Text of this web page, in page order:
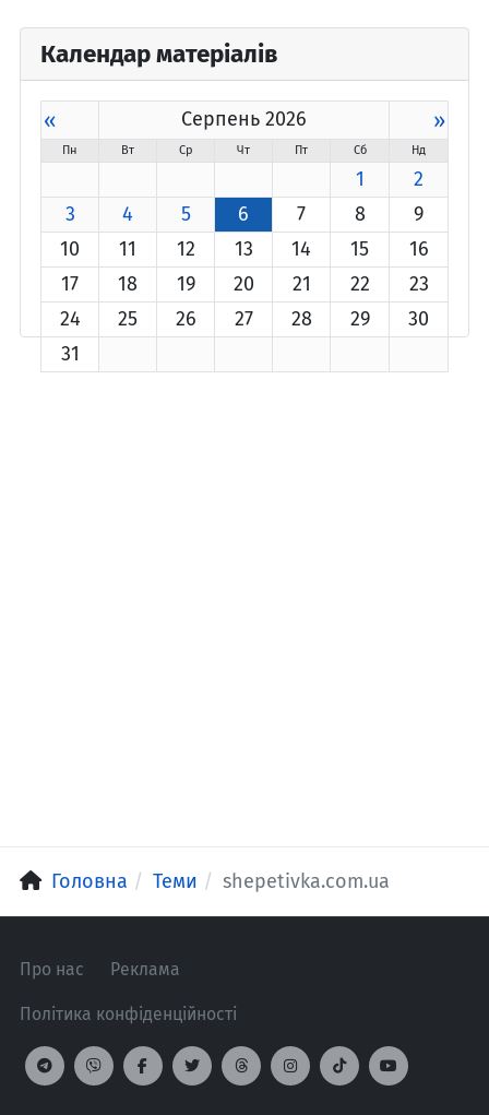
Календар матеріалів
« Серпень 2026 »
Пн Вт Ср Чт Пт Сб Нд
1
2
3
4 5 6 7 8
9
10
11 12 13 14 15
16
17
18 19 20 21 22
23
24
25 26 27 28 29
30
31
Головна Теми shepetivka.com.ua
Про нас Реклама
Політика конфіденційності